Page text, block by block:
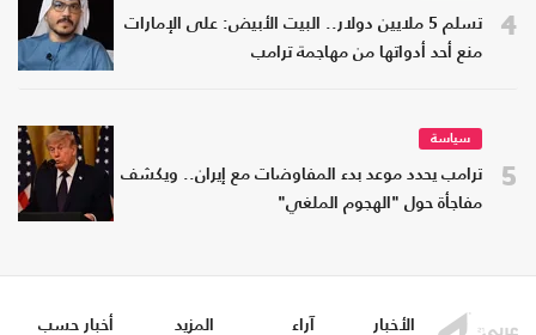
4
تسلم 5 ملايين دولار.. البيت الأبيض: على الإمارات
منع أحد أدواتها من مهاجمة ترامب
5
سياسة
ترامب يحدد موعد بدء المفاوضات مع إيران.. ويكشف
مفاجأة حول "الهجوم الملغي"
الأخبار آراء المزيد
أخبار حسب